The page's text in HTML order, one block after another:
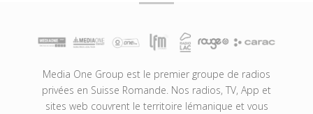
Media One Group est le premier groupe de radios
privées en Suisse Romande. Nos radios, TV, App et
sites web couvrent le territoire lémanique et vous